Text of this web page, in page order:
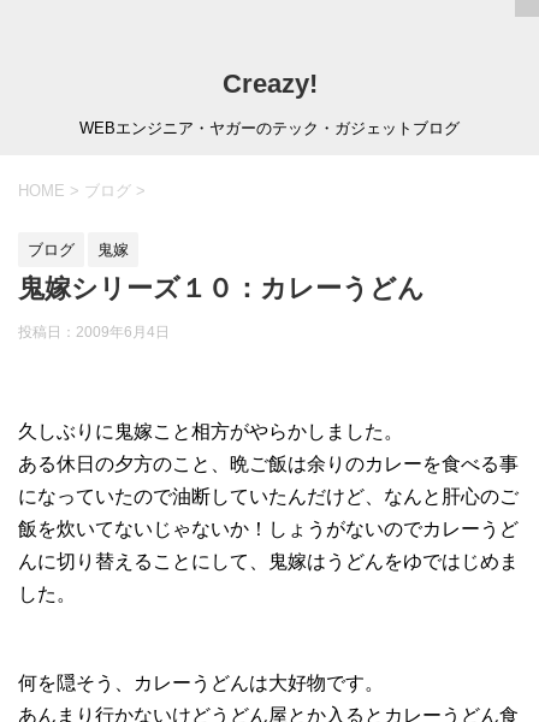
Creazy!
WEBエンジニア・ヤガーのテック・ガジェットブログ
HOME > ブログ >
ブログ 鬼嫁
鬼嫁シリーズ１０：カレーうどん
投稿日： 2009年6月4日
久しぶりに鬼嫁こと相方がやらかしました。
ある休日の夕方のこと、晩ご飯は余りのカレーを食べる事
になっていたので油断していたんだけど、なんと肝心のご
飯を炊いてないじゃないか！しょうがないのでカレーうど
んに切り替えることにして、鬼嫁はうどんをゆではじめま
した。
何を隠そう、カレーうどんは大好物です。
あんまり行かないけどうどん屋とか入るとカレーうどん食